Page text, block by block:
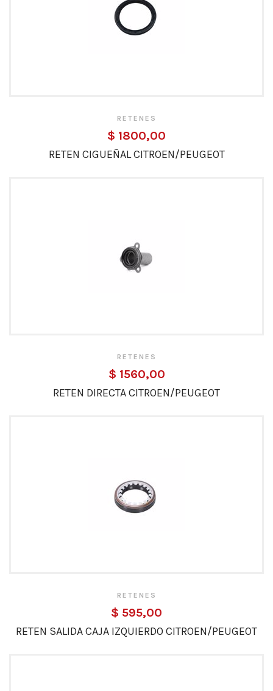
RETENES
$ 1800,00
RETEN CIGUEÑAL CITROEN/PEUGEOT
RETENES
$ 1560,00
RETEN DIRECTA CITROEN/PEUGEOT
RETENES
$ 595,00
RETEN SALIDA CAJA IZQUIERDO CITROEN/PEUGEOT